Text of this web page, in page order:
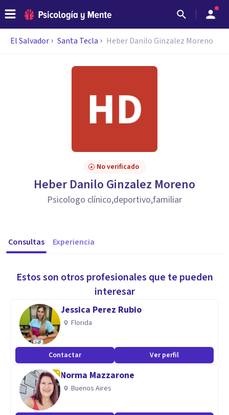
El Salvador Santa Tecla Heber Danilo Ginzalez Moreno
No verificado
Heber Danilo Ginzalez Moreno
Psicologo clínico,deportivo,familiar
Consultas Experiencia
Estos son otros profesionales que te pueden
interesar
Jessica Perez Rubio
Florida
Contactar Ver perfil
Norma Mazzarone
Buenos Aires